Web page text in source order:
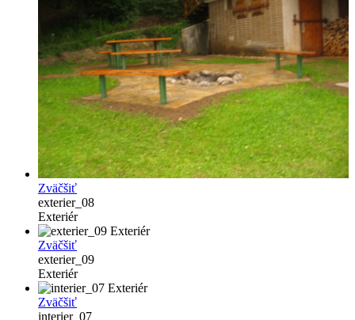
Zväčšiť
exterier_08
Exteriér
Zväčšiť
exterier_09
Exteriér
Zväčšiť
interier_07